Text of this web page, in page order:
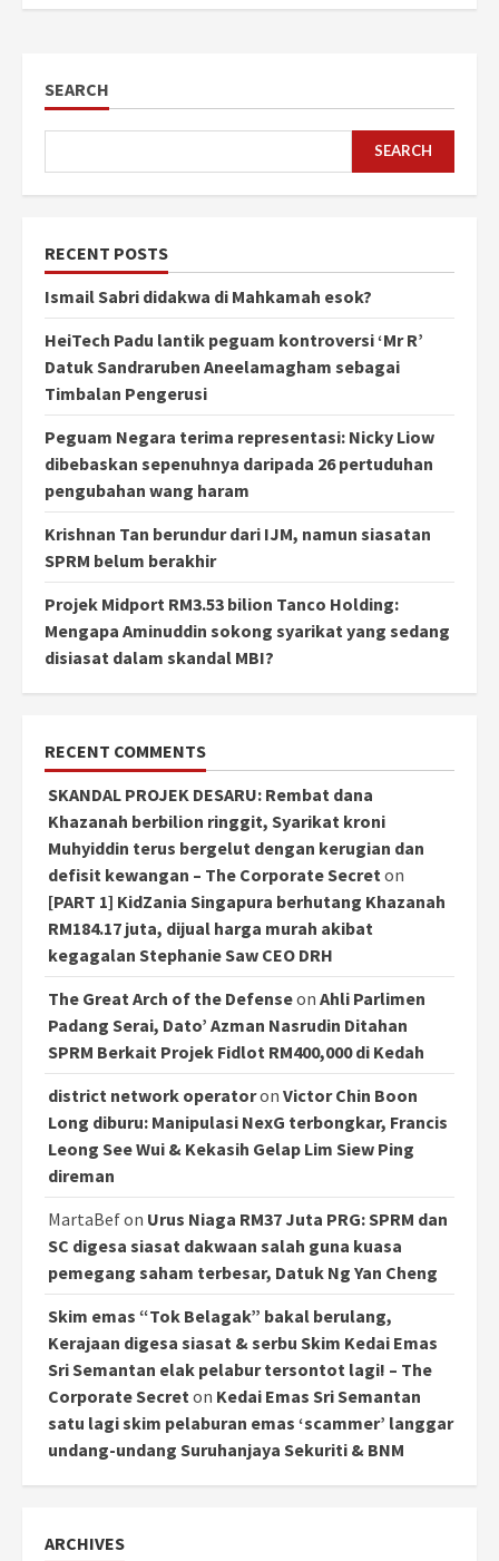
SEARCH
SEARCH
RECENT POSTS
Ismail Sabri didakwa di Mahkamah esok?
HeiTech Padu lantik peguam kontroversi ‘Mr R’
Datuk Sandraruben Aneelamagham sebagai
Timbalan Pengerusi
Peguam Negara terima representasi: Nicky Liow
dibebaskan sepenuhnya daripada 26 pertuduhan
pengubahan wang haram
Krishnan Tan berundur dari IJM, namun siasatan
SPRM belum berakhir
Projek Midport RM3.53 bilion Tanco Holding:
Mengapa Aminuddin sokong syarikat yang sedang
disiasat dalam skandal MBI?
RECENT COMMENTS
SKANDAL PROJEK DESARU: Rembat dana
Khazanah berbilion ringgit, Syarikat kroni
Muhyiddin terus bergelut dengan kerugian dan
defisit kewangan – The Corporate Secret on
[PART 1] KidZania Singapura berhutang Khazanah
RM184.17 juta, dijual harga murah akibat
kegagalan Stephanie Saw CEO DRH
The Great Arch of the Defenseon Ahli Parlimen
Padang Serai, Dato’ Azman Nasrudin Ditahan
SPRM Berkait Projek Fidlot RM400,000 di Kedah
district network operatoron Victor Chin Boon
Long diburu: Manipulasi NexG terbongkar, Francis
Leong See Wui & Kekasih Gelap Lim Siew Ping
direman
MartaBefon Urus Niaga RM37 Juta PRG: SPRM dan
SC digesa siasat dakwaan salah guna kuasa
pemegang saham terbesar, Datuk Ng Yan Cheng
Skim emas “Tok Belagak” bakal berulang,
Kerajaan digesa siasat & serbu Skim Kedai Emas
Sri Semantan elak pelabur tersontot lagi! – The
Corporate Secret on Kedai Emas Sri Semantan
satu lagi skim pelaburan emas ‘scammer’ langgar
undang-undang Suruhanjaya Sekuriti & BNM
ARCHIVES